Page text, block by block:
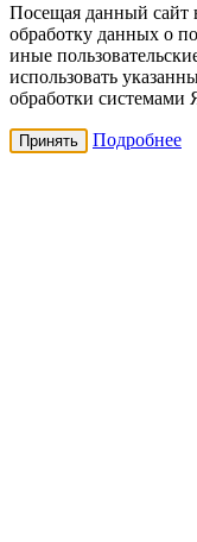
Посещая данный сайт
обработку данных о
иные
использовать
обработки системами
Принять Подробнее